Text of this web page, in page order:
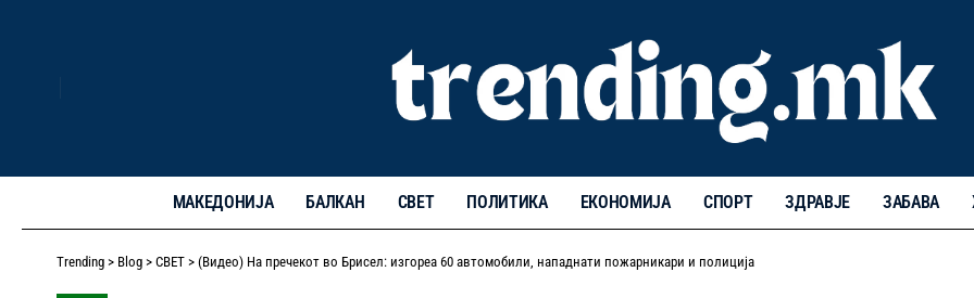
МАКЕДОНИЈА БАЛКАН СВЕТ ПОЛИТИКА ЕКОНОМИЈА СПОРТ ЗДРАВЈЕ ЗАБАВА
Trending > Blog > СВЕТ > (Видео) На пречекот во Брисел: изгореа 60 автомобили, нападнати пожарникари и полиција